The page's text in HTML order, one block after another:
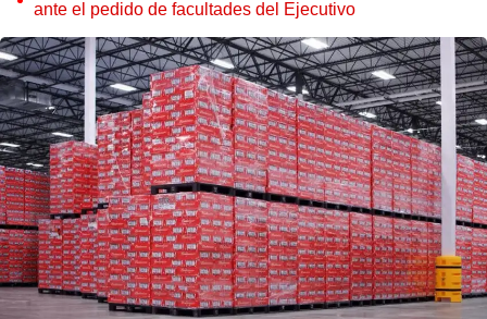
ante el pedido de facultades del Ejecutivo